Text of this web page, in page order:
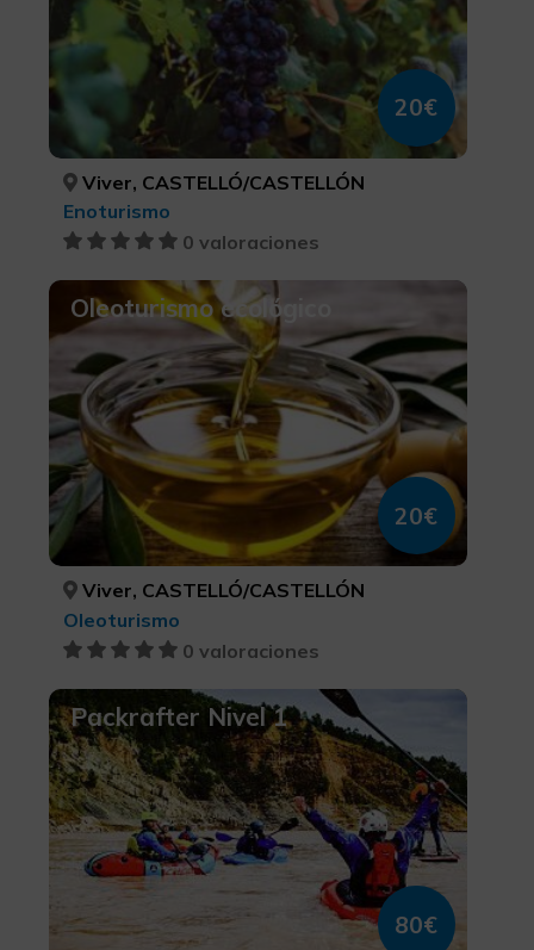
20€
Viver, CASTELLÓ/CASTELLÓN
Enoturismo
0 valoraciones
Oleoturismo ecológico
20€
Viver, CASTELLÓ/CASTELLÓN
Oleoturismo
0 valoraciones
Packrafter Nivel 1
80€